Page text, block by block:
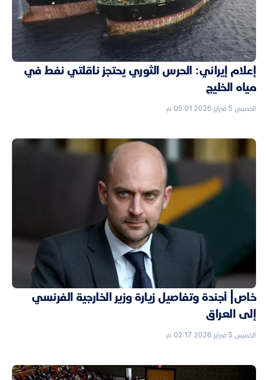
إعلام إيراني: الحرس الثوري يحتجز ناقلتي نفط في
مياه الخليج
الخميس 5 فبراير 2026 05:01 م
خاص| أجندة وتفاصيل زيارة وزير الخارجية الفرنسي
إلى العراق
الخميس 5 فبراير 2026 02:17 م